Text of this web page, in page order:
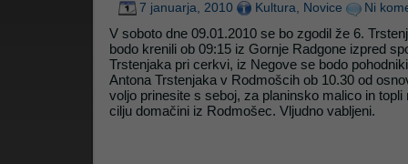
7 januarja, 2010 Kultura, Novice Ni
V soboto dne 09.01.2010 se bo zgodil že 6.
bodo krenili ob 09:15 iz Gornje Radgone izpred
Trstenjaka pri cerkvi, iz Negove se bodo
Antona Trstenjaka v Rodmošcih ob 10.30 od
voljo prinesite s seboj, za planinsko malico in
cilju domačini iz Rodmošec. Vljudno vabljeni.